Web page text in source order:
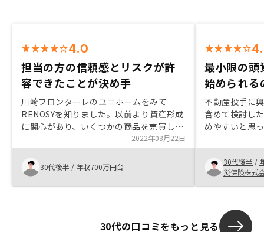
4.0
担当の方の信頼感とリスクが許
容できたことが決め手
川崎フロンターレのユニホームをみて
RENOSYを知りました。以前より資産形成
に関心があり、いくつかの商品を売買して
います。資産バランスの観点からラインナ
ップに実物資産を加えたいと以前から考え
ており、勇気を持って相談しました。担当
の方は熱心に不動産投資の概要やリスクに
いて話をして頂きました。対応も早く信頼
いができればと考えています。
2022年03月22日
30代後半 / 年収700万円台
最小限の頭
始められる
不動産投手に
含めて検討し
めやすいと思
一方で、最終
ついては税金
問が残る。
30代後半 /
災保険株式
30代の口コミをもっと見る